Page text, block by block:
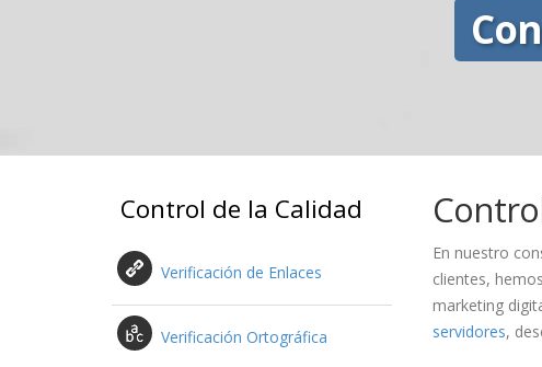
Control de la Calidad
Verificación de Enlaces
Verificación Ortográfica
En nuestro
clientes,
marketing
servidores,